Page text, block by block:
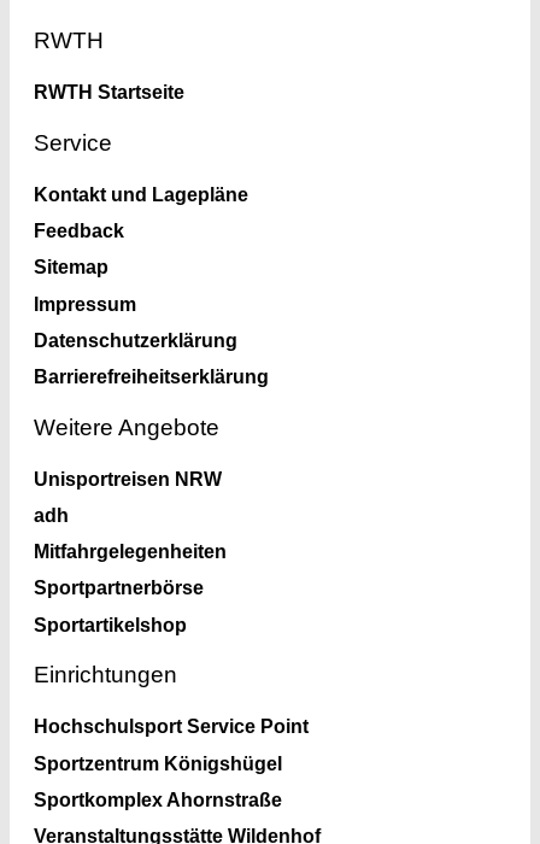
RWTH
RWTH Startseite
Service
Kontakt und Lagepläne
Feedback
Sitemap
Impressum
Datenschutzerklärung
Barrierefreiheitserklärung
Weitere Angebote
Unisportreisen NRW
adh
Mitfahrgelegenheiten
Sportpartnerbörse
Sportartikelshop
Einrichtungen
Hochschulsport Service Point
Sportzentrum Königshügel
Sportkomplex Ahornstraße
Veranstaltungsstätte Wildenhof